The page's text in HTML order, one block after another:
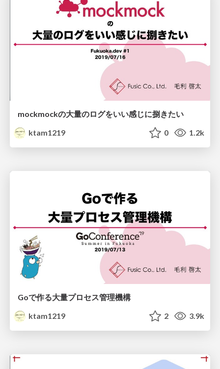
mockmockの大量のログをいい感じに捌きたい
ktam1219
0 1.2k
Goで作る大量プロセス管理機構
ktam1219
2 3.9k